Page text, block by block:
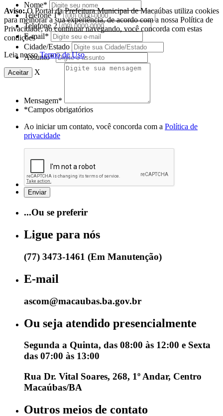
Nome*
Telefone 1*
Telefone 2
E-mail*
Cidade/Estado
Assunto*
Mensagem*
*Campos obrigatórios
Ao iniciar um contato, você concorda com a Política de
privacidade
...Ou se preferir
Ligue para nós
(77) 3473-1461 (Em Manutenção)
E-mail
ascom@macaubas.ba.gov.br
Ou seja atendido presencialmente
Segunda a Quinta, das 08:00 às 12:00 e Sexta
das 07:00 às 13:00
Rua Dr. Vital Soares, 268, 1º Andar, Centro
Macaúbas/BA
Outros meios de contato
Aviso:O Portal da Prefeitura Municipal de Macaúbas utiliza cookies
para melhorar a sua experiência, de acordo com a nossa Política de
Privacidade, ao continuar navegando, você concorda com estas
condições
Leia nossoTermo de Uso.
Aceitar X